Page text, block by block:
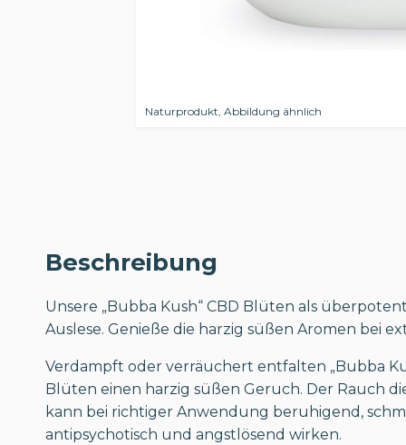
Naturprodukt, Abbildung ähnlich
Beschreibung
Unsere „Bubba Kush“ CBD Blüten als
Auslese. Genieße die harzig süßen Aromen bei
Verdampft oder verräuchert entfalten „Bubba
Blüten einen harzig süßen Geruch. Der Rauch
kann bei richtiger Anwendung beruhigend,
antipsychotisch und angstlösend wirken.